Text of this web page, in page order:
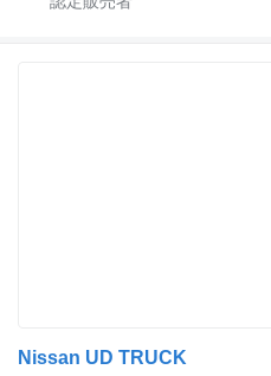
Nissan UD TRUCK